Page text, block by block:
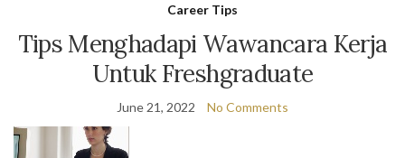
Career Tips
Tips Menghadapi Wawancara Kerja
Untuk Freshgraduate
June 21, 2022 No Comments